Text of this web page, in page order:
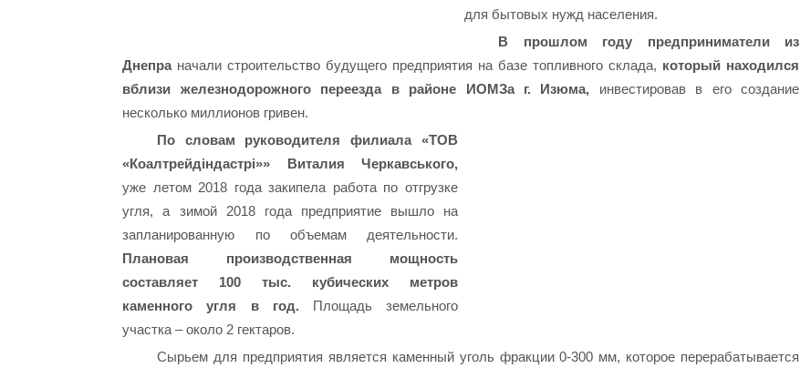
для бытовых нужд населения.
В прошлом году предприниматели из
Днепраначали строительство будущего предприятия на базе топливного склада, который находился
вблизи железнодорожного переезда в районе ИОМЗа г. Изюма, инвестировав в его создание
несколько миллионов гривен.
По словам руководителя филиала «ТОВ
«Коалтрейдіндастрі»» Виталия Черкавського,
уже летом 2018 года закипела работа по отгрузке
угля, а зимой 2018 года предприятие вышло на
запланированную по объемам деятельности.
Плановая производственная мощность
составляет 100 тыс. кубических метров
каменного угля в год.Площадь земельного
участка – около 2 гектаров.
Сырьем для предприятия является каменный уголь фракции 0-300 мм, которое перерабатывается